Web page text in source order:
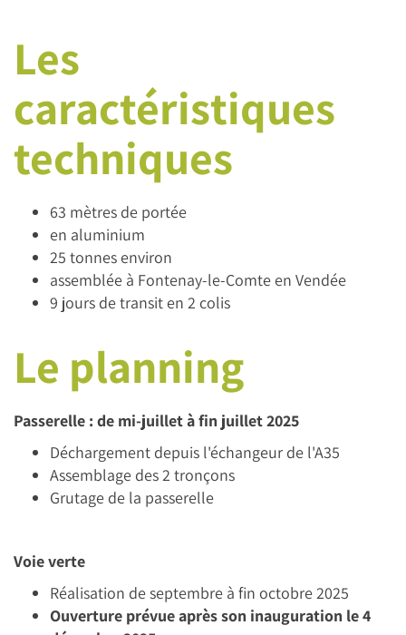
Les
caractéristiques
techniques
63 mètres de portée
en aluminium
25 tonnes environ
assemblée à Fontenay-le-Comte en Vendée
9 jours de transit en 2 colis
Le planning
Passerelle : de mi-juillet à fin juillet 2025
Déchargement depuis l'échangeur de l'A35
Assemblage des 2 tronçons
Grutage de la passerelle
Voie verte
Réalisation de septembre à fin octobre 2025
Ouverture prévue après son inauguration le 4